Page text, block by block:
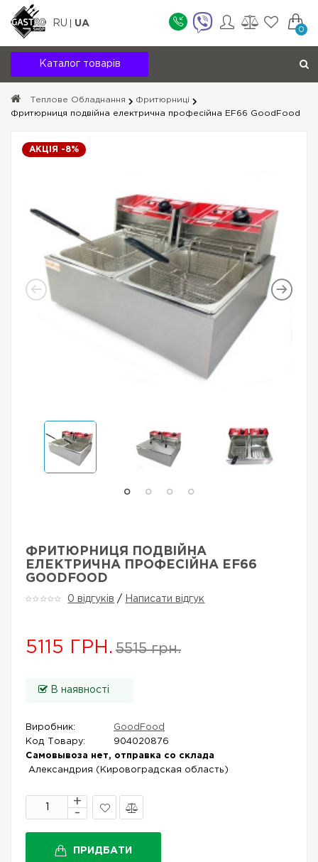
RU UA
0
Каталог товарів
Теплове Обладнання
Фритюрниці
Фритюрниця подвійна електрична професійна EF66 GoodFood
АКЦІЯ -8%
ФРИТЮРНИЦЯ ПОДВІЙНА
ЕЛЕКТРИЧНА ПРОФЕСІЙНА EF66
GOODFOOD
0 відгуків / Написати відгук
5115 ГРН. 5515 грн.
В наявності
Виробник:
GoodFood
Код Товару:
904020876
Самовывоза нет, отправка со склада
Александрия (Кировоградская область)
закладки
ПРИДБАТИ